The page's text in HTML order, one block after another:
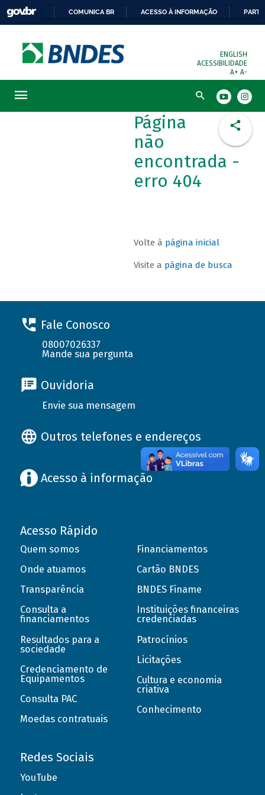
COMUNICA BR ACESSO À INFORMAÇÃO
ENGLISH
ACESSIBILIDADE
A+ A-
Busca
Página
não
encontrada -
erro 404
Volte à página inicial
Visite a página de busca
Fale Conosco
08007026337
Mande sua pergunta
Ouvidoria
Envie sua mensagem
Outros telefones e endereços
Acesso à informação
Acesso Rápido
Quem somos
Onde atuamos
Transparência
Consulta a
financiamentos
Resultados para a
sociedade
Credenciamento de
Equipamentos
Consulta PAC
Moedas contratuais
Financiamentos
Cartão BNDES
BNDES Finame
Instituições financeiras
credenciadas
Patrocínios
Licitações
Cultura e economia
criativa
Conhecimento
Redes Sociais
YouTube